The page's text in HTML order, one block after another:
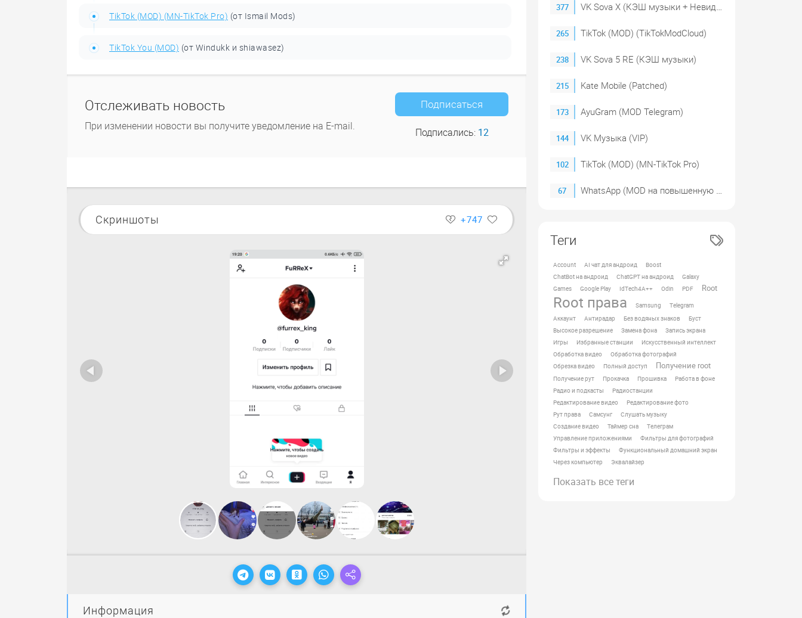
TikTok (MOD) (MN-TikTok Pro) (от Ismail Mods)
TikTok You (MOD) (от Windukk и shiawasez)
Отслеживать новость
При изменении новости вы получите уведомление на E-mail.
Подписаться
Подписались: 12
Скриншоты +747
Информация
377 VK Sova X (КЭШ музыки + Невидимка)
265 TikTok (MOD) (TikTokModCloud)
238 VK Sova 5 RE (КЭШ музыки)
215 Kate Mobile (Patched)
173 AyuGram (MOD Telegram)
144 VK Музыка (VIP)
102 TikTok (MOD) (MN-TikTok Pro)
67 WhatsApp (MOD на повышенную Приватность)
Теги
Account AI чат для андроид
Boost
ChatBot на андроид
ChatGPT на андроид
Galaxy
Games
Google Play IdTech4A++ Odin PDF Root
Root права Samsung
Telegram
Аккаунт
Антирадар Без водяных знаков
Буст
Высокое разрешение
Замена фона
Запись экрана
Игры
Избранные станции
Искусственный интеллект
Обработка видео
Обработка фотографий
Обрезка видео
Полный доступ Получение root
Получение рут Прокачка Прошивка
Работа в фоне
Радио и подкасты
Радиостанции
Редактирование видео
Редактирование фото
Рут права
Самсунг
Слушать музыку
Создание видео
Таймер сна
Телеграм
Управление приложениями
Фильтры для фотографий
Фильтры и эффекты
Функциональный домашний экран
Через компьютер
Эквалайзер
Показать все теги